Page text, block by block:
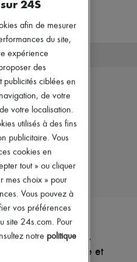
plus disponible.
plus tard.
domicile
taille haute Chloe,
coupe taille haute et
24S
afin de mesurer
du site,
expérience
des
publicités ciblées en
de votre
votre localisation.
utilisés à des fins
publicitaire. Vous
cookies en
tout » ou cliquer
mes choix » pour
Vous pouvez à
vos préférences
site 24s.com. Pour
notre politique